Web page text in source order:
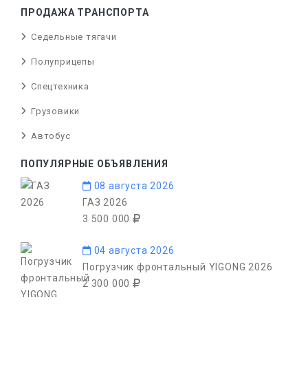
ПРОДАЖА ТРАНСПОРТА
Седельные тягачи
Полуприцепы
Спецтехника
Грузовики
Автобус
ПОПУЛЯРНЫЕ ОБЪЯВЛЕНИЯ
08 августа 2026
ГАЗ 2026
3 500 000
04 августа 2026
Погрузчик фронтальный YIGONG 2026
2 300 000